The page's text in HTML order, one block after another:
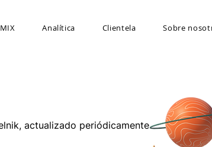
Analítica Clientela Sobre
actualizado periódicamente